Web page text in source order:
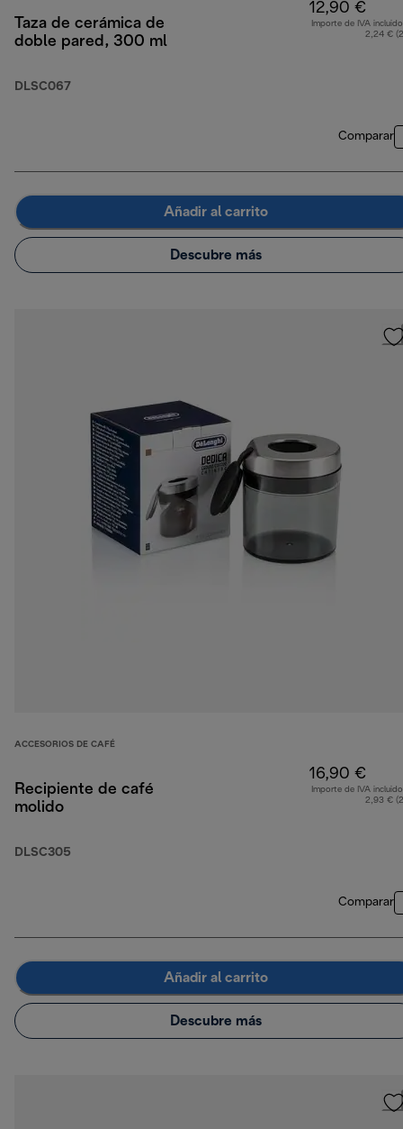
Taza de cerámica de
doble pared, 300 ml
DLSC067
12,90 €
Importe de IVA
2,24 €
Comparar
Añadir al carrito
Descubre más
ACCESORIOS DE CAFÉ
Recipiente de café
molido
DLSC305
16,90 €
Importe de IVA
2,93 €
Comparar
Añadir al carrito
Descubre más